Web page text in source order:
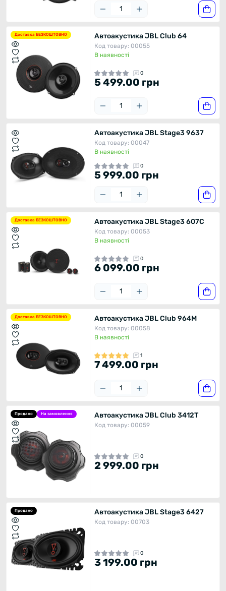
Доставка БЕЗКОШТОВНО Автоакустика JBL Club 64
Код товару: 00055
В наявності
0
5 499.00 грн
Автоакустика JBL Stage3 9637
Код товару: 00047
В наявності
0
5 999.00 грн
Доставка БЕЗКОШТОВНО Автоакустика JBL Stage3 607C
Код товару: 00053
В наявності
0
6 099.00 грн
Доставка БЕЗКОШТОВНО Автоакустика JBL Club 964M
Код товару: 00058
В наявності
1
7 499.00 грн
Продано На замовлення Автоакустика JBL Club 3412T
Код товару: 00059
0
2 999.00 грн
Продано Автоакустика JBL Stage3 6427
Код товару: 00703
0
3 199.00 грн